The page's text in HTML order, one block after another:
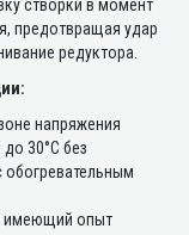
створки в момент
предотвращая удар
редуктора.
напряжения
до 30°С без
обогревательным
имеющий опыт